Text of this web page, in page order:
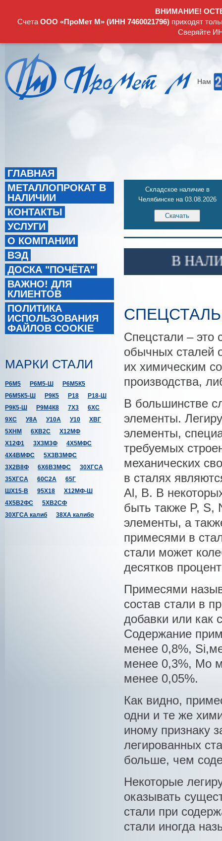
ВНИМАНИЕ!
Счета ООО «ПроМет М» (ИНН 7460021796)приходят
Сверяйте
Складское наличие в
Челябинске на 03.08.2026
В
СПЕЦСТАЛЬ
Спецстали – это
обычных сталей
их химическим
производства,
В большинстве
элементы.
элементы,
требуемых
механических
в сталях
Al, B. В
быть также P, S,
элементы, а
примесями в
стали может
десятков
Примесями
состав стали в
добавки или как
Содержание
менее 0,8%,
менее 0,3%, Mo
менее 0,05%.
Как видно,
одни и те же
иному признаку
легированных
больше, чем
Некоторые
оказывать
стали при
стали иногда
ГЛАВНАЯ
МЕТАЛЛОПРОКАТ В
НАЛИЧИИ
КОНТАКТЫ
УСЛУГИ
О КОМПАНИИ
ВЭД
ДОСКА "ПОЧЁТА"
ВАЖНО! ДЛЯ
КЛИЕНТОВ
ПОЛИТИКА
ИСПОЛЬЗОВАНИЯ
ФАЙЛОВ COOKIE
МАРКИ СТАЛИ
Р6М5 Р6М5-Ш
Р6М5К5
Р6М5К5-Ш
Р9К5 Р18
Р18-Ш
Р9К5-Ш
Р9М4К8 7Х3
6ХС
9ХС
У8А У10А У10
ХВГ
5ХНМ
6ХВ2С
Х12МФ
Х12Ф1
3Х3М3Ф
4Х5МФС
4Х4ВМФС
5Х3В3МФС
3Х2В8Ф
6Х6В3МФС
30ХГСА
35ХГСА
60С2А
65Г
ШХ15-В
95Х18
Х12МФ-Ш
4Х5В2ФС
5ХВ2СФ
30ХГСА калиб
38ХА калибр
Нам